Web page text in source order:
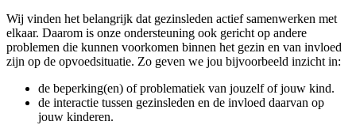
Wij vinden het belangrijk dat gezinsleden actief samenwerken met
elkaar. Daarom is onze ondersteuning ook gericht op andere
problemen die kunnen voorkomen binnen het gezin en van invloed
zijn op de opvoedsituatie. Zo geven we jou bijvoorbeeld inzicht in:
de beperking(en) of problematiek van jouzelf of jouw kind.
de interactie tussen gezinsleden en de invloed daarvan op
jouw kinderen.